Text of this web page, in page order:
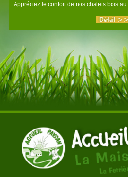
Appréciez le confort de nos chalets bois